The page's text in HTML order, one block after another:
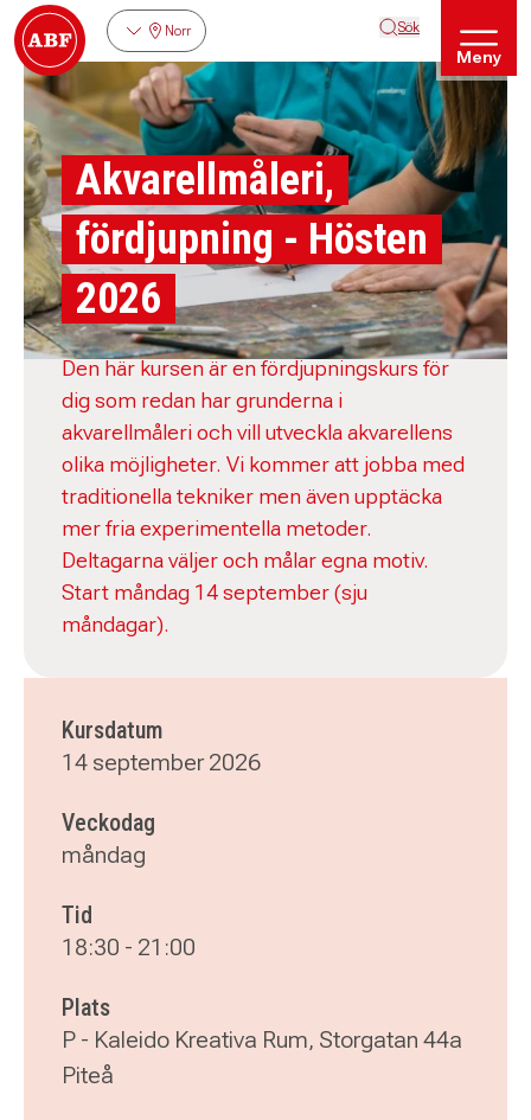
Norr Sök
Meny
Akvarellmåleri,
fördjupning - Hösten
2026
Den här kursen är en fördjupningskurs för
dig som redan har grunderna i
akvarellmåleri och vill utveckla akvarellens
olika möjligheter. Vi kommer att jobba med
traditionella tekniker men även upptäcka
mer fria experimentella metoder.
Deltagarna väljer och målar egna motiv.
Start måndag 14 september (sju
måndagar).
Kursdatum
14 september 2026
Veckodag
måndag
Tid
18:30 - 21:00
Plats
P - Kaleido Kreativa Rum, Storgatan 44a
Piteå